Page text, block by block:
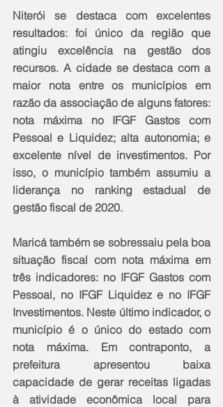
Niterói se destaca com excelentes
resultados: foi único da região que
atingiu excelência na gestão dos
recursos. A cidade se destaca com a
maior nota entre os municípios em
razão da associação de alguns fatores:
nota máxima no IFGF Gastos com
Pessoal e Liquidez; alta autonomia; e
excelente nível de investimentos. Por
isso, o município também assumiu a
liderança no ranking estadual de
gestão fiscal de 2020.
Maricá também se sobressaiu pela boa
situação fiscal com nota máxima em
três indicadores: no IFGF Gastos com
Pessoal, no IFGF Liquidez e no IFGF
Investimentos. Neste último indicador, o
município é o único do estado com
nota máxima. Em contraponto, a
prefeitura apresentou baixa
capacidade de gerar receitas ligadas
à atividade econômica local para